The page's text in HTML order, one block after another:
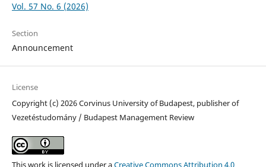
Vol. 57 No. 6 (2026)
Section
Announcement
License
Copyright (c) 2026 Corvinus University of Budapest, publisher of
Vezetéstudomány / Budapest Management Review
This work is licensed under aCreative Commons Attribution 4.0